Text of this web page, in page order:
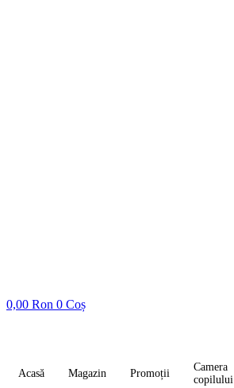
0,00 Ron 0 Coș
Acasă Magazin Promoții
Camera
copilului